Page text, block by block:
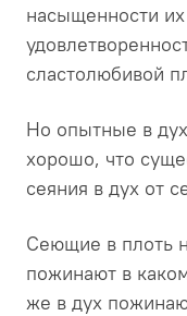
насыщенности
сластолюбивой
Но опытные в
хорошо, что
сеяния в дух от
Сеющие в плоть
пожинают в
же в дух